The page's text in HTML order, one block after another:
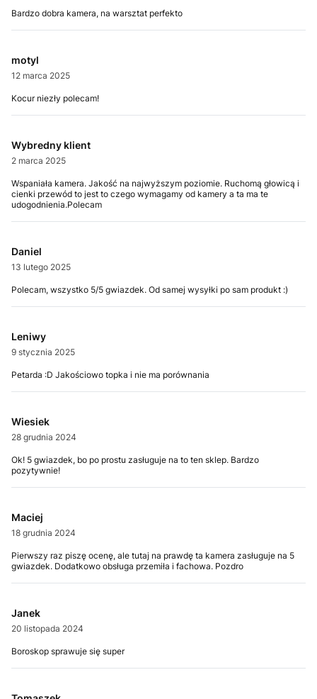
Bardzo dobra kamera, na warsztat perfekto
motyl
12 marca 2025
Kocur niezły polecam!
Wybredny klient
2 marca 2025
Wspaniała kamera. Jakość na najwyższym poziomie. Ruchomą głowicą i
cienki przewód to jest to czego wymagamy od kamery a ta ma te
udogodnienia.Polecam
Daniel
13 lutego 2025
Polecam, wszystko 5/5 gwiazdek. Od samej wysyłki po sam produkt :)
Leniwy
9 stycznia 2025
Petarda :D Jakościowo topka i nie ma porównania
Wiesiek
28 grudnia 2024
Ok! 5 gwiazdek, bo po prostu zasługuje na to ten sklep. Bardzo
pozytywnie!
Maciej
18 grudnia 2024
Pierwszy raz piszę ocenę, ale tutaj na prawdę ta kamera zasługuje na 5
gwiazdek. Dodatkowo obsługa przemiła i fachowa. Pozdro
Janek
20 listopada 2024
Boroskop sprawuje się super